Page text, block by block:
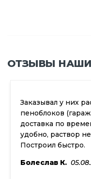
ОТЗЫВЫ
Заказывал у них
пеноблоков
доставка по
удобно, раствор
Построил быстро.
Болеслав К.